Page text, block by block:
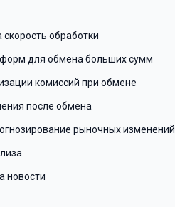
обработки
для обмена больших сумм
комиссий при обмене
после обмена
рыночных изменений
новости